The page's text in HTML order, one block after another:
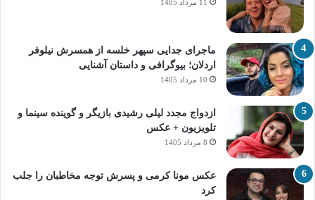
11 مرداد 1405
ماجرای جدایی سپهر خلسه از همسرش نیلوفر
اردلان؛ بیوگرافی و داستان آشنایی
10 مرداد 1405
ازدواج مجدد لیلی رشیدی بازیگر و گوینده سینما و
تلویزیون + عکس
8 مرداد 1405
عکس مونا کرمی و پسرش توجه مخاطبان را جلب
کرد